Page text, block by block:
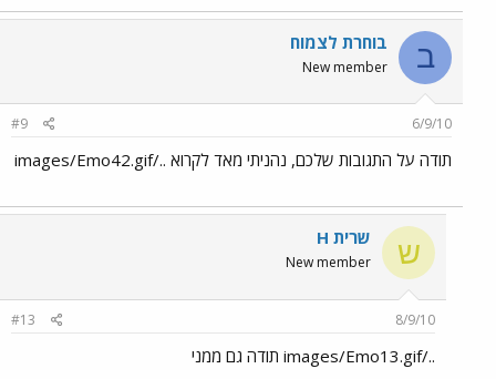
ב בוחרת לצמוח
New member
6/9/10
#9
תודה על התגובות שלכם, נהניתי מאד לקרוא ../images/Emo42.gif
ש שרית H
New member
8/9/10
#13
../images/Emo13.gif תודה גם ממני